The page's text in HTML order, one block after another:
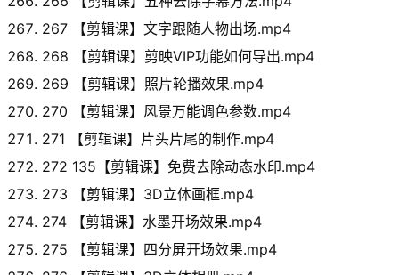
267 【剪辑课】文字跟随人物出场.mp4
268 【剪辑课】剪映VIP功能如何导出.mp4
269 【剪辑课】照片轮播效果.mp4
270 【剪辑课】风景万能调色参数.mp4
271 【剪辑课】片头片尾的制作.mp4
272 135【剪辑课】免费去除动态水印.mp4
273 【剪辑课】3D立体画框.mp4
274 【剪辑课】水墨开场效果.mp4
275 【剪辑课】四分屏开场效果.mp4